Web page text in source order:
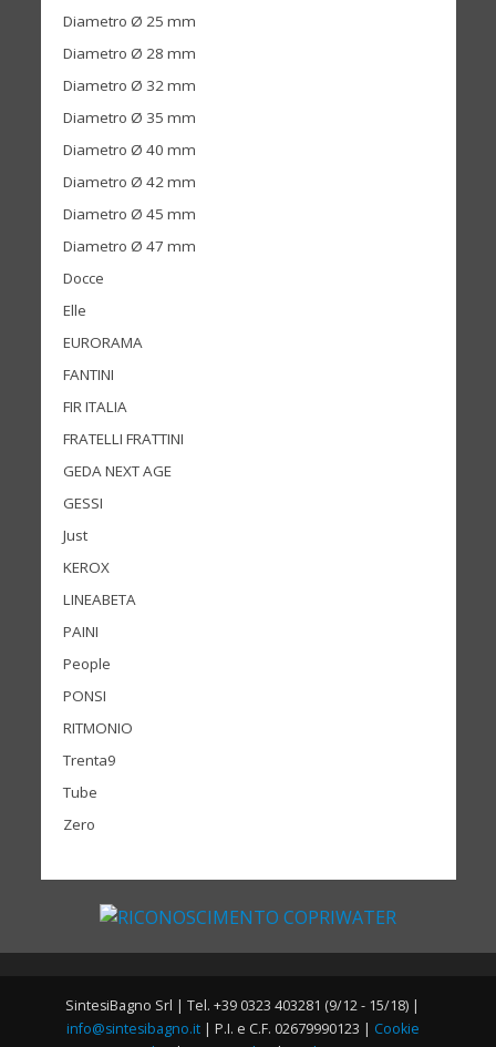
Diametro Ø 25 mm
Diametro Ø 28 mm
Diametro Ø 32 mm
Diametro Ø 35 mm
Diametro Ø 40 mm
Diametro Ø 42 mm
Diametro Ø 45 mm
Diametro Ø 47 mm
Docce
Elle
EURORAMA
FANTINI
FIR ITALIA
FRATELLI FRATTINI
GEDA NEXT AGE
GESSI
Just
KEROX
LINEABETA
PAINI
People
PONSI
RITMONIO
Trenta9
Tube
Zero
SintesiBagno Srl | Tel. +39 0323 403281 (9/12 - 15/18) |
info@sintesibagno.it| P.I. e C.F. 02679990123 | Cookie